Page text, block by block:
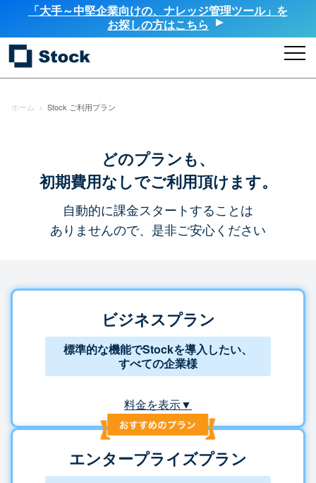
「大手～中堅企業向けの、ナレッジ管理ツール」を
お探しの方はこちら
ホーム > Stock ご利用プラン
どのプランも、
初期費用なしでご利用頂けます。
自動的に課金スタートすることは
ありませんので、是非ご安心ください
ビジネスプラン
標準的な機能でStockを導入したい、
すべての企業様
料金を表示▼
エンタープライズプラン